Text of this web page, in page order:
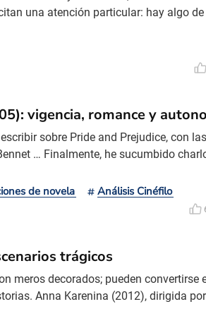
una atención particular: hay algo
De esos momentos históricos, los
ejemplo, el abundante material de
las más de
Orgullo y Prejuicio (2005): vigencia,
sobre Pride and Prejudice, con
… Finalmente, he sucumbido
vida desde un saloncito para mi
que el motivo es una excusa irresistible
20 años de l
de novela Análisis Cinéfilo
trágicos
meros decorados; pueden convertirse
Anna Karenina (2012), dirigida
León Tolstói, es un ejemplo magistral de